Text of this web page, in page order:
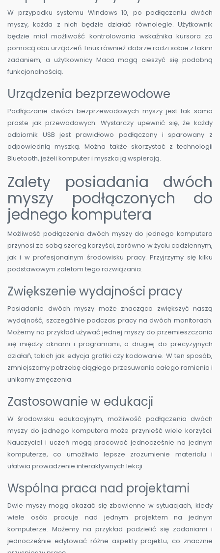
W przypadku systemu Windows 10, po podłączeniu dwóch
myszy, każda z nich będzie działać równolegle. Użytkownik
będzie miał możliwość kontrolowania wskaźnika kursora za
pomocą obu urządzeń. Linux również dobrze radzi sobie z takim
zadaniem, a użytkownicy Maca mogą cieszyć się podobną
funkcjonalnością.
Urządzenia bezprzewodowe
Podłączanie dwóch bezprzewodowych myszy jest tak samo
proste jak przewodowych. Wystarczy upewnić się, że każdy
odbiornik USB jest prawidłowo podłączony i sparowany z
odpowiednią myszką. Można także skorzystać z technologii
Bluetooth, jeżeli komputer i myszka ją wspierają.
Zalety posiadania dwóch
myszy podłączonych do
jednego komputera
Możliwość podłączenia dwóch myszy do jednego komputera
przynosi ze sobą szereg korzyści, zarówno w życiu codziennym,
jak i w profesjonalnym środowisku pracy. Przyjrzymy się kilku
podstawowym zaletom tego rozwiązania.
Zwiększenie wydajności pracy
Posiadanie dwóch myszy może znacząco zwiększyć naszą
wydajność, szczególnie podczas pracy na dwóch monitorach.
Możemy na przykład używać jednej myszy do przemieszczania
się między oknami i programami, a drugiej do precyzyjnych
działań, takich jak edycja grafiki czy kodowanie. W ten sposób,
zmniejszamy potrzebę ciągłego przesuwania całego ramienia i
unikamy zmęczenia.
Zastosowanie w edukacji
W środowisku edukacyjnym, możliwość podłączenia dwóch
myszy do jednego komputera może przynieść wiele korzyści.
Nauczyciel i uczeń mogą pracować jednocześnie na jednym
komputerze, co umożliwia lepsze zrozumienie materiału i
ułatwia prowadzenie interaktywnych lekcji.
Wspólna praca nad projektami
Dwie myszy mogą okazać się zbawienne w sytuacjach, kiedy
wiele osób pracuje nad jednym projektem na jednym
komputerze. Możemy na przykład podzielić się zadaniami i
jednocześnie edytować różne aspekty projektu, co znacznie